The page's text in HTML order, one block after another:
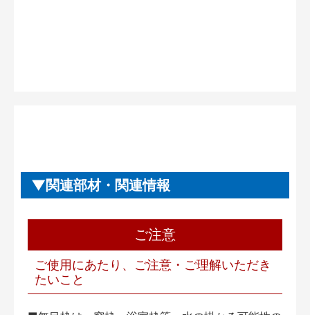
関連部材・関連情報
ご注意
ご使用にあたり、ご注意・ご理解いただき
たいこと